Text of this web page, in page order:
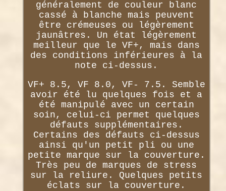
généralement de couleur blanc
cassé à blanche mais peuvent
être crémeuses ou légèrement
jaunâtres. Un état légèrement
meilleur que le VF+, mais dans
des conditions inférieures à la
note ci-dessus.
VF+ 8.5, VF 8.0, VF- 7.5. Semble
avoir été lu quelques fois et a
été manipulé avec un certain
soin, celui-ci permet quelques
défauts supplémentaires.
Certains des défauts ci-dessus
ainsi qu'un petit pli ou une
petite marque sur la couverture.
Très peu de marques de stress
sur la reliure. Quelques petits
éclats sur la couverture.